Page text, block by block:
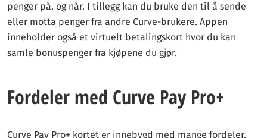
penger på, og når. I tillegg kan du bruke den til å sende
eller motta penger fra andre Curve-brukere. Appen
inneholder også et virtuelt betalingskort hvor du kan
samle bonuspenger fra kjøpene du gjør.
Fordeler med Curve Pay Pro+
Curve Pay Pro+ kortet er innebygd med mange fordeler.